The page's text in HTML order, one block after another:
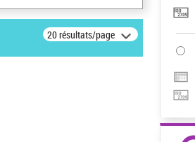
20 résultats/page